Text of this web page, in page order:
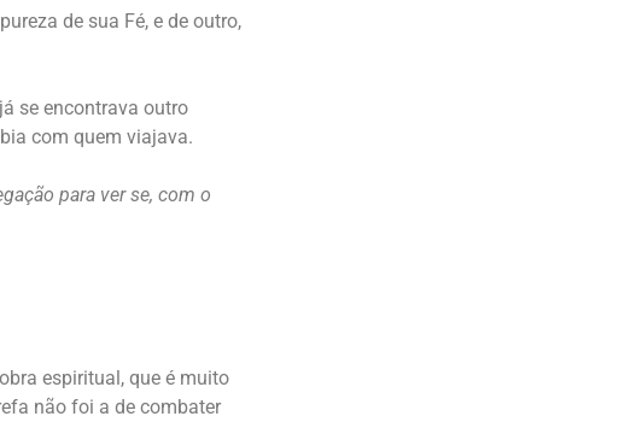
de sua Fé, e de outro,
se encontrava outro
com quem viajava.
para ver se, com o
espiritual, que é muito
não foi a de combater